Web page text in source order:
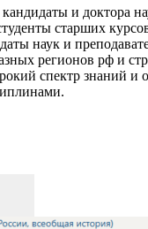
и доктора
старших
наук и
регионов рф и
спектр знаний и